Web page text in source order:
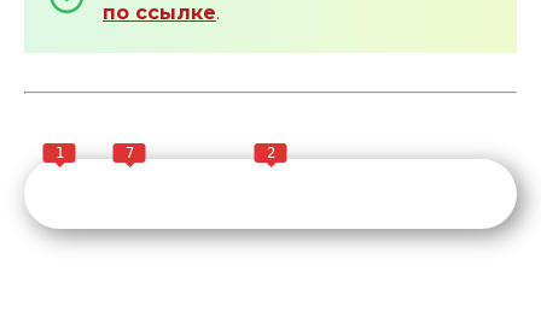
по ссылке.
1 7 2